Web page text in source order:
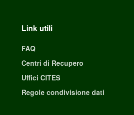
Link utili
FAQ
Centri di Recupero
Uffici CITES
Regole condivisione dati